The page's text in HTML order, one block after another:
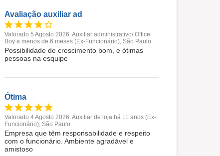
Avaliação auxiliar ad
Valorado 5 Agosto 2026. Auxiliar administrativo/ Office
Boy a menos de 6 meses (Ex-Funcionário), São Paulo
Possibilidade de crescimento bom, e ótimas
pessoas na esquipe
Ótima
Valorado 4 Agosto 2026. Auxiliar de loja há 11 anos (Ex-
Funcionário), São Paulo
Empresa que têm responsabilidade e respeito
com o funcionário. Ambiente agradável e
amistoso